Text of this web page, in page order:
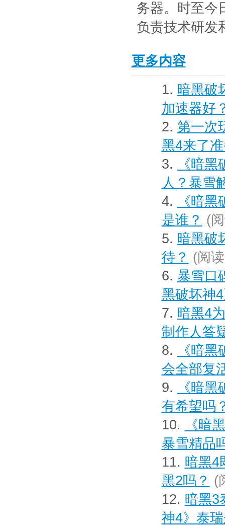
务器。时至今
负责技术研发
更多内容
1. 暗黑破
加速器好
2. 第一次
黑4来了
3.
《暗
人？暴雪
4.
《暗
是谁？ (
5. 暗黑破
待？ (阅
6. 暴雪口
黑破坏神
7. 暗黑4
制作人答
8.
《暗
会全部复
9.
《暗
有希望吗
10.
《暗
暴雪精品
11. 暗黑4
黑2吗？ (
12. 暗黑3
神4》泰